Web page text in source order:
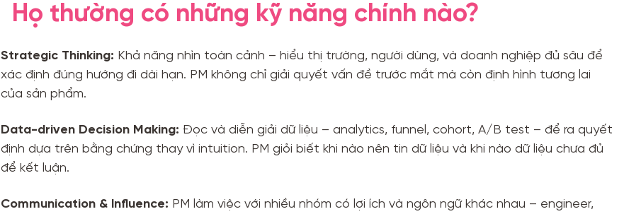
Họ thường có những kỹ năng chính nào?
Strategic Thinking: Khả năng nhìn toàn cảnh – hiểu thị trường, người dùng, và doanh nghiệp đủ sâu để
xác định đúng hướng đi dài hạn. PM không chỉ giải quyết vấn đề trước mắt mà còn định hình tương lai
của sản phẩm.
Data-driven Decision Making: Đọc và diễn giải dữ liệu – analytics, funnel, cohort, A/B test – để ra quyết
định dựa trên bằng chứng thay vì intuition. PM giỏi biết khi nào nên tin dữ liệu và khi nào dữ liệu chưa đủ
để kết luận.
Communication & Influence: PM làm việc với nhiều nhóm có lợi ích và ngôn ngữ khác nhau – engineer,